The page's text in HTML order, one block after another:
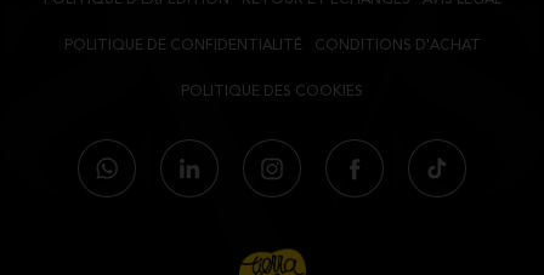
POLITIQUE DE CONFIDENTIALITÉ CONDITIONS D'ACHAT
POLITIQUE DES COOKIES